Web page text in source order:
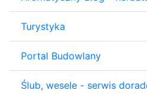
Turystyka
Portal Budowlany
Ślub, wesele - serwis